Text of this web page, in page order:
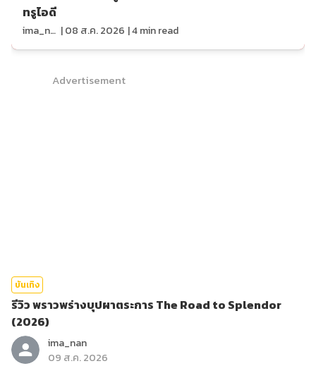
ทรูไอดี
ima_nan |08 ส.ค. 2026 |4min read
Advertisement
บันเทิง
รีวิว พราวพร่างบุปผาตระการ The Road to Splendor
(2026)
ima_nan
09 ส.ค. 2026